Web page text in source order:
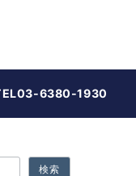
6380-1930
検索